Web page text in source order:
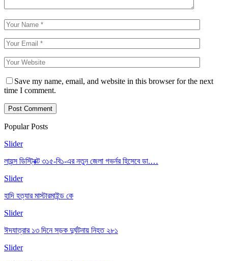
Save my name, email, and website in this browser for the next
time I comment.
Popular Posts
Slider
লায়ন্স ডিস্ট্রিক্ট ৩১৫-বি১-এর নতুন জেলা গভর্নর হিসেবে ডা.…
Slider
হাদি হত্যার মাস্টারমাইন্ড কে
Slider
ঈদযাত্রার ১৩ দিনে সড়ক দুর্ঘটনায় নিহত ২৮১
Slider